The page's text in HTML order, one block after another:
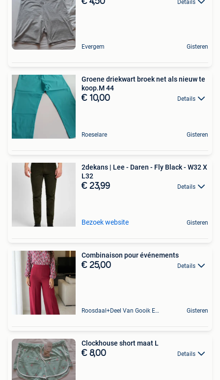
Details
Evergem Gisteren
Groene driekwart broek net als nieuw te
koop.M 44
€ 10,00 Details
Roeselare Gisteren
2dekans | Lee - Daren - Fly Black - W32 X
L32
€ 23,99 Details
Bezoek website Gisteren
Combinaison pour événements
€ 25,00 Details
Roosdaal+Deel Van Gooik En Sint-Kwintens-Lennik Gisteren
Clockhouse short maat L
€ 8,00 Details